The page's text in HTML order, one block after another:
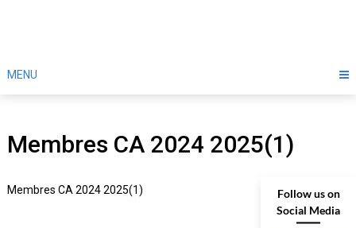
MENU
Membres CA 2024 2025(1)
Membres CA 2024 2025(1)
Follow us on
Social Media